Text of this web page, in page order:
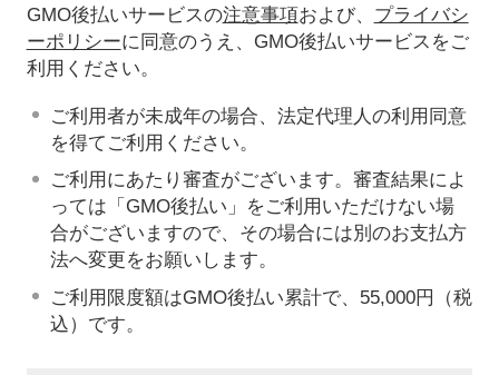
GMO後払いサービスの注意事項および、 プライバシ
ーポリシーに同意のうえ、GMO後払いサービスをご
利用ください。
ご利用者が未成年の場合、法定代理人の利用同意
を得てご利用ください。
ご利用にあたり審査がございます。審査結果によ
っては「GMO後払い」をご利用いただけない場
合がございますので、その場合には別のお支払方
法へ変更をお願いします。
ご利用限度額はGMO後払い累計で、55,000円（税
込）です。